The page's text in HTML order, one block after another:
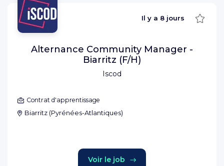
Iscod
Il y a 8 jours
Alternance Community Manager -
Biarritz (F/H)
Contrat d'apprentissage
Biarritz (Pyrénées-Atlantiques)
Voir le job